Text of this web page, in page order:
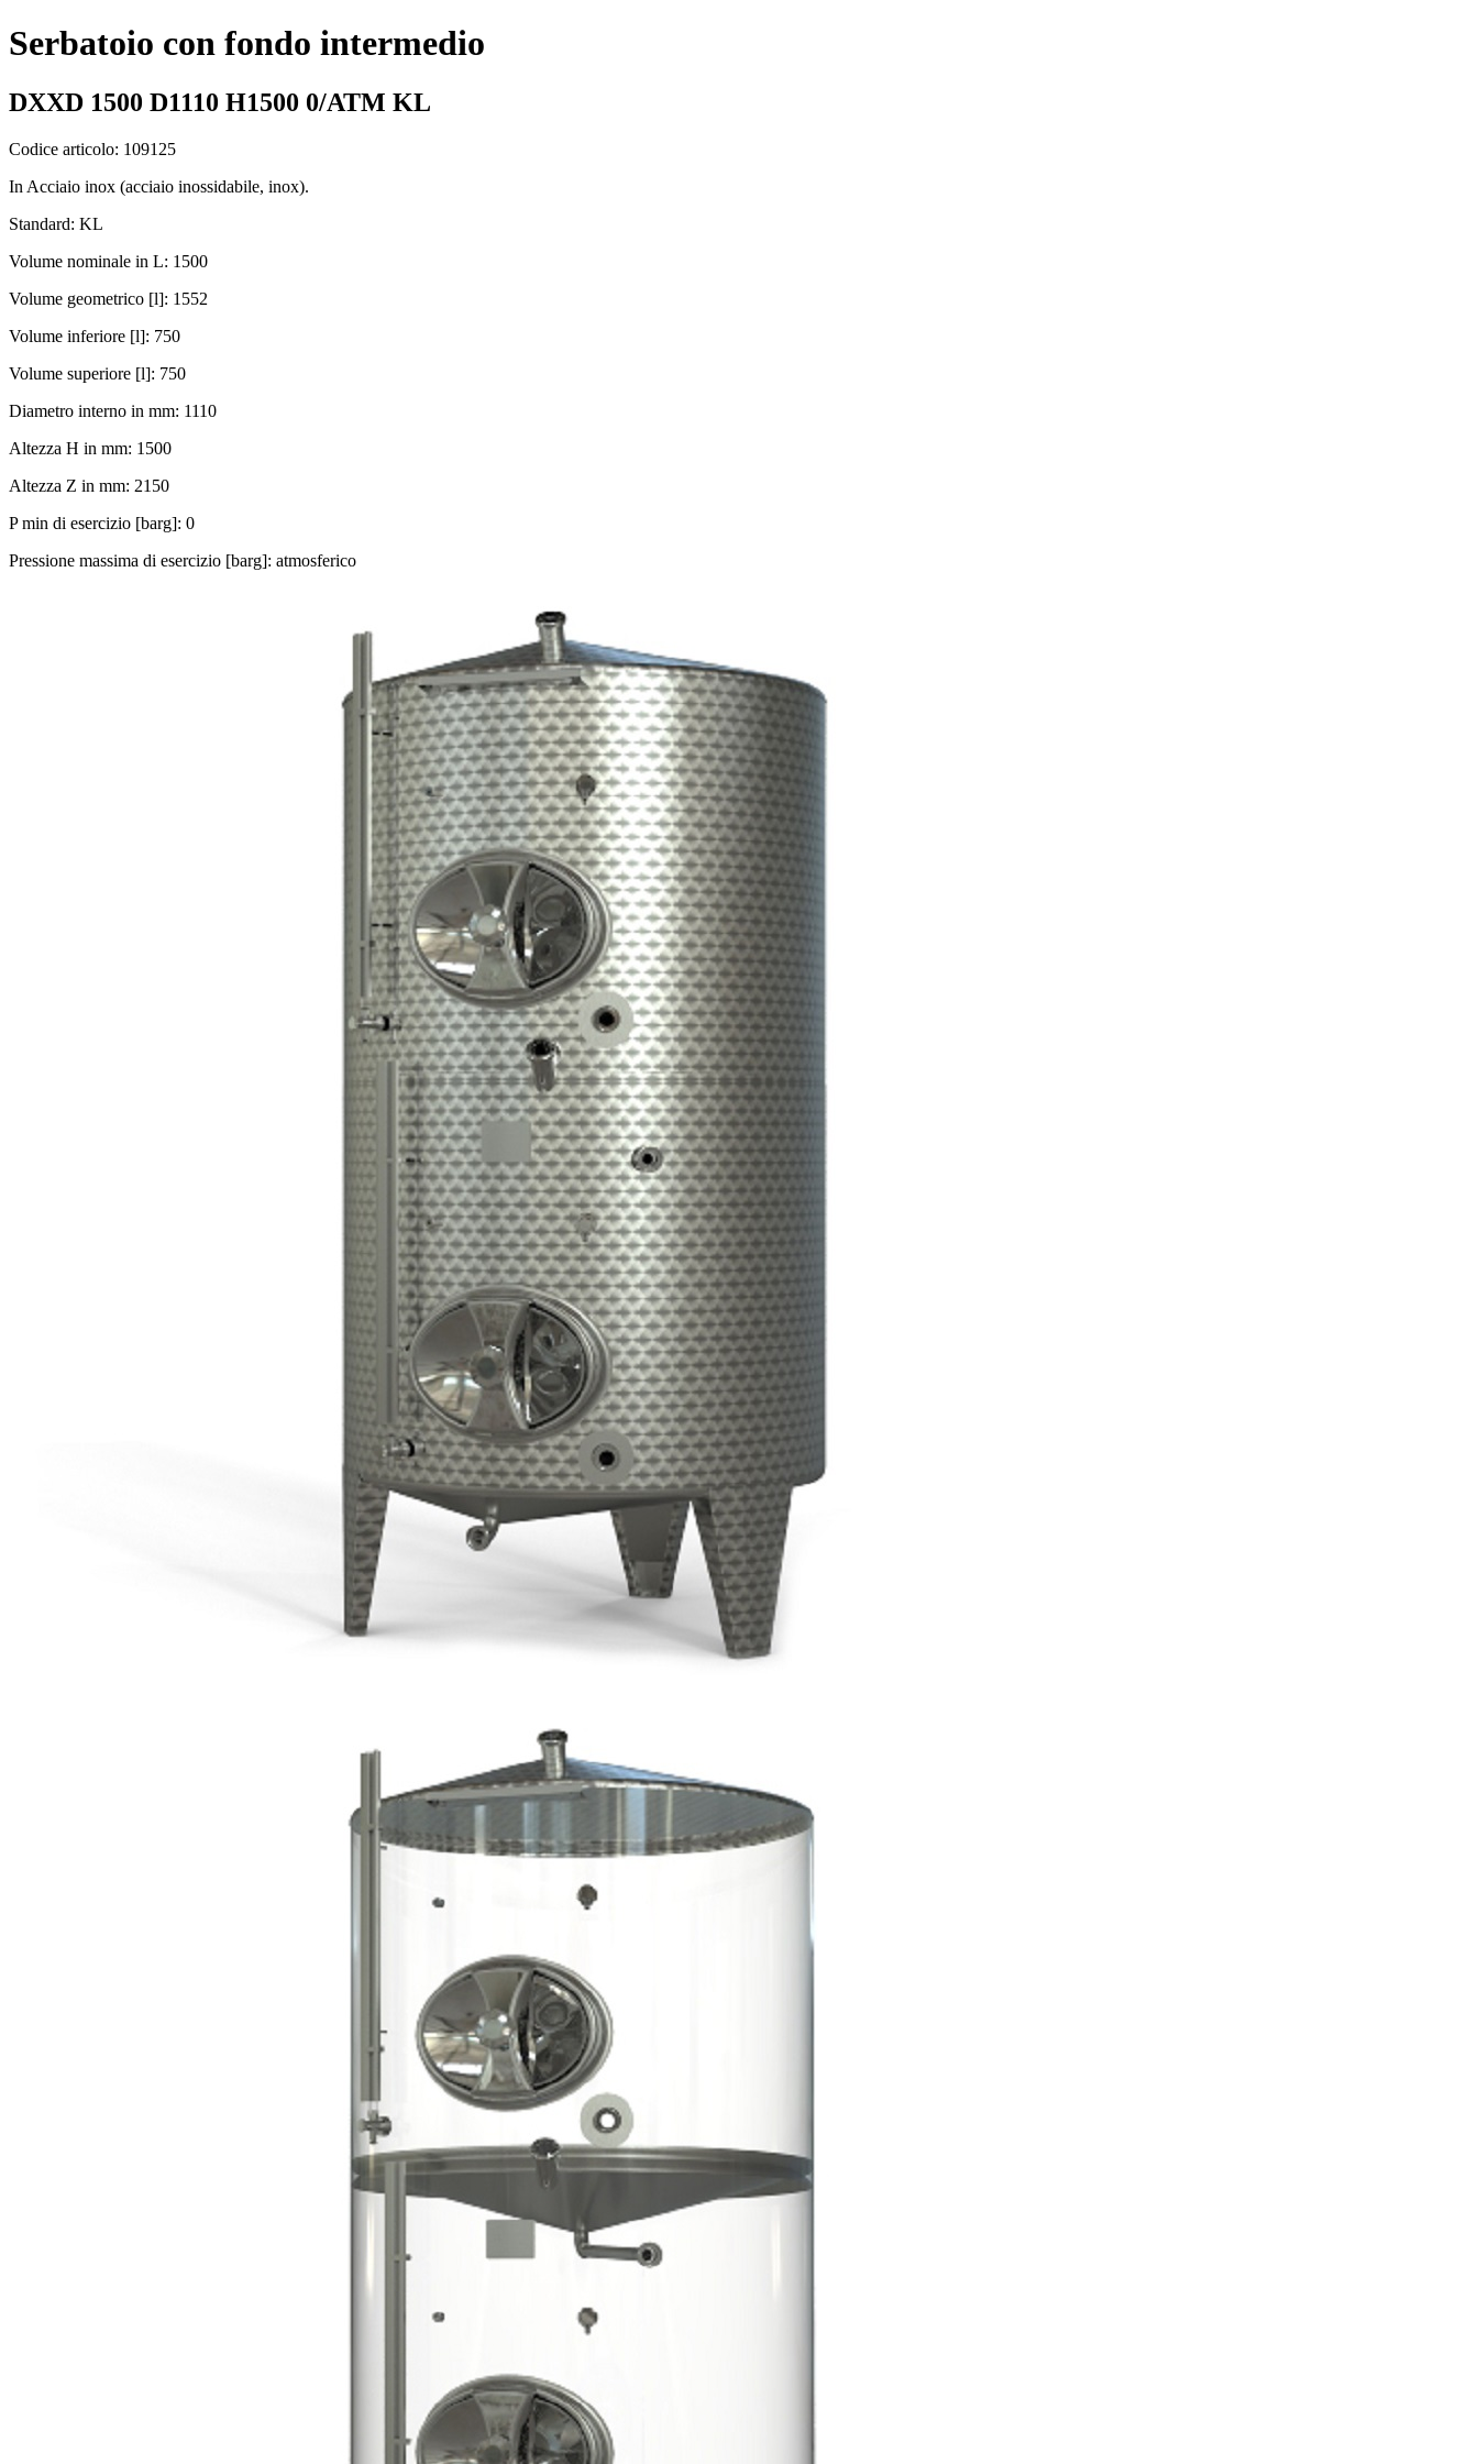
Serbatoio con fondo intermedio
DXXD 1500 D1110 H1500 0/ATM KL
Codice articolo: 109125
In Acciaio inox (acciaio inossidabile, inox).
Standard: KL
Volume nominale in L: 1500
Volume geometrico [l]: 1552
Volume inferiore [l]: 750
Volume superiore [l]: 750
Diametro interno in mm: 1110
Altezza H in mm: 1500
Altezza Z in mm: 2150
P min di esercizio [barg]: 0
Pressione massima di esercizio [barg]: atmosferico